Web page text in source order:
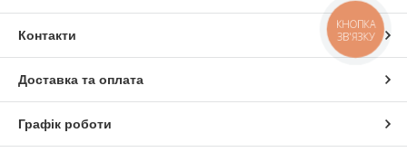
Контакти
Доставка та оплата
Графік роботи
КНОПКА
ЗВ'ЯЗКУ